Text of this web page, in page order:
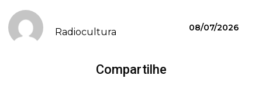
Radiocultura 08/07/2026
Compartilhe